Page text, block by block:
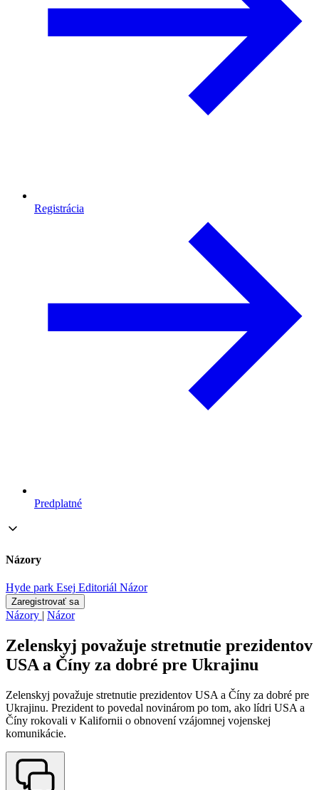
Registrácia
Predplatné
Názory
Hyde park Esej Editoriál Názor
Zaregistrovať sa
Názory | Názor
Zelenskyj považuje stretnutie prezidentov
USA a Číny za dobré pre Ukrajinu
Zelenskyj považuje stretnutie prezidentov USA a Číny za dobré pre
Ukrajinu. Prezident to povedal novinárom po tom, ako lídri USA a
Číny rokovali v Kalifornii o obnovení vzájomnej vojenskej
komunikácie.